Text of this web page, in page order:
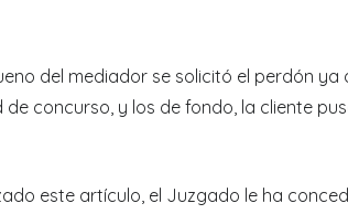
del mediador se solicitó el perdón
concurso, y los de fondo, la cliente
este artículo, el Juzgado le ha